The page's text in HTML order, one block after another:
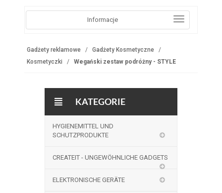
Informacje
Gadżety reklamowe
Gadżety Kosmetyczne
Kosmetyczki
Wegański zestaw podróżny - STYLE
KATEGORIE
HYGIENEMITTEL UND
SCHUTZPRODUKTE
CREATEIT - UNGEWÖHNLICHE GADGETS
ELEKTRONISCHE GERÄTE